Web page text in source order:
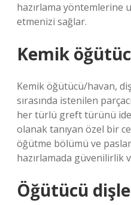
hazırlama yöntemlerine
etmenizi sağlar.
Kemik
Kemik öğütücü/havan,
sırasında istenilen
her türlü greft türünü
olanak tanıyan özel bir
öğütme bölümü ve
hazırlamada güvenilirlik
Öğütücü